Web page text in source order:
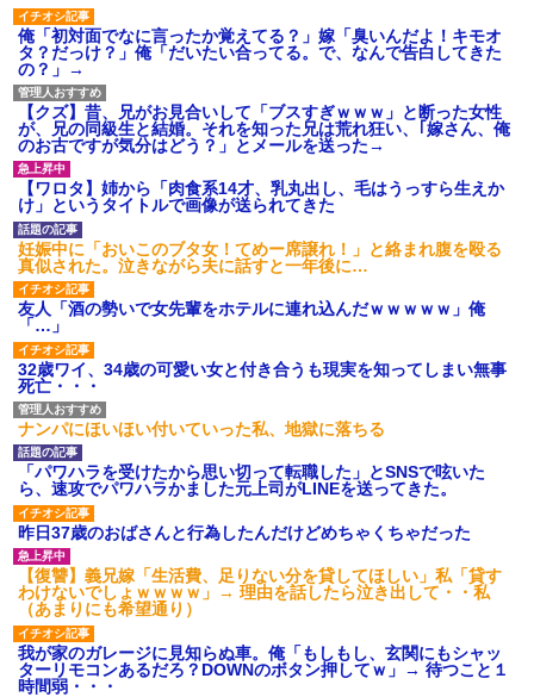
され彼氏が逆切れ。「何クラク
ション鳴らしてんだ！降りてこ
いよ！」と怒鳴りだし...
【衝撃】報酬100万円超の治験
募集がこちらｗｗｗｗｗ(※画像
あり)
【ネット騒然】惨殺されたタ
ワマン頂き女子のこの動画、す
げえええええｗｗｗｗｗｗｗｗ
ｗｗｗ
【愕然】白のクラウン俺氏、
高速道路左車線を制限速度で走
った結果wwwwwwwwwwww
百年の恋12-899 食べた量を
張り合ってくる
【悲報】佐藤輝明・・・２軍
でも盛大にやらかす←あまり悲
しませないでくれ
主な税金の成り立ちを調べて
みたよ
俺「初対面でなに言ったか覚えてる？」嫁「臭いんだよ！キモオ
タ？だっけ？」俺「だいたい合ってる。で、なんで告白してきた
の？」→
【クズ】昔、兄がお見合いして「ブスすぎｗｗｗ」と断った女性
が、兄の同級生と結婚。それを知った兄は荒れ狂い、｢嫁さん、俺
のお古ですが気分はどう？」とメールを送った→
【ワロタ】姉から「肉食系14才、乳丸出し、毛はうっすら生えか
け」というタイトルで画像が送られてきた
妊娠中に「おいこのブタ女！てめー席譲れ！」と絡まれ腹を殴る
真似された。泣きながら夫に話すと一年後に…
友人「酒の勢いで女先輩をホテルに連れ込んだｗｗｗｗｗ」俺
「…」
32歳ワイ、34歳の可愛い女と付き合うも現実を知ってしまい無事
死亡・・・
ナンパにほいほい付いていった私、地獄に落ちる
「パワハラを受けたから思い切って転職した」とSNSで呟いた
ら、速攻でパワハラかました元上司がLINEを送ってきた。
昨日37歳のおばさんと行為したんだけどめちゃくちゃだった
【復讐】義兄嫁「生活費、足りない分を貸してほしい」私「貸す
わけないでしょｗｗｗｗ」→ 理由を話したら泣き出して・・私
（あまりにも希望通り）
我が家のガレージに見知らぬ車。俺「もしもし、玄関にもシャッ
ターリモコンあるだろ？DOWNのボタン押してｗ」→ 待つこと１
時間弱・・・